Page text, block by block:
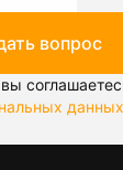
вопрос
данных